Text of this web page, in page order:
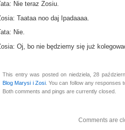
Nie teraz Zosiu.
Taataa noo daj Ipadaaaa.
Nie.
Oj, bo nie będziemy się już
This entry was posted on niedziela, 28
Blog Marysi i Zosi. You can follow any responses
Both comments and pings are currently closed.
Comments are